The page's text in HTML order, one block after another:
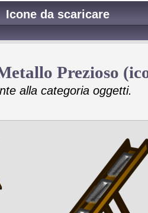
Icone da scaricare
Prezioso
alla categoria oggetti.